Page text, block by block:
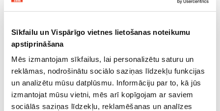
Sīkfailu un Vispārīgo vietnes lietošanas noteikumu
apstiprināšana
Mēs izmantojam sīkfailus, lai personalizētu saturu un
reklāmas, nodrošinātu sociālo saziņas līdzekļu funkcijas
un analizētu mūsu datplūsmu. Informāciju par to, kā jūs
izmantojat mūsu vietni, mēs arī kopīgojam ar saviem
sociālās saziņas līdzekļu, reklamēšanas un analīzes